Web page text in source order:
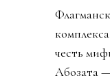
честь
Ақбозата